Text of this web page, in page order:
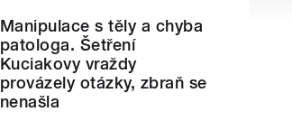
Manipulace s těly a chyba
patologa. Šetření
Kuciakovy vraždy
provázely otázky, zbraň se
nenašla